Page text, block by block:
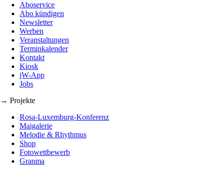
Aboservice
Abo kündigen
Newsletter
Werben
Veranstaltungen
Terminkalender
Kontakt
Kiosk
jW-App
Jobs
→ Projekte
Rosa-Luxemburg-Konferenz
Maigalerie
Melodie & Rhythmus
Shop
Fotowettbewerb
Granma